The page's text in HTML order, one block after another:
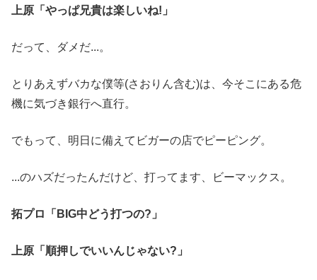
上原「やっぱ兄貴は楽しいね!」
だって、ダメだ...。
とりあえずバカな僕等(さおりん含む)は、今そこにある危
機に気づき銀行へ直行。
でもって、明日に備えてビガーの店でピーピング。
...のハズだったんだけど、打ってます、ビーマックス。
拓プロ「BIG中どう打つの?」
上原「順押しでいいんじゃない?」